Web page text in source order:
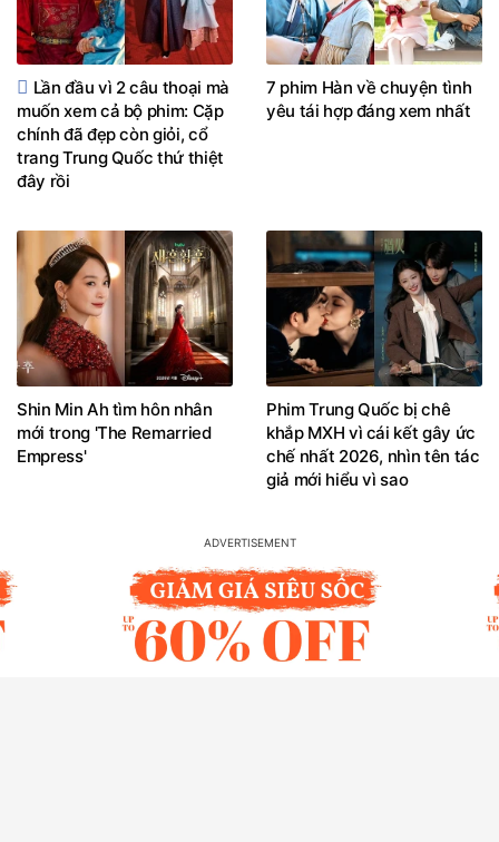
Lần đầu vì 2 câu thoại mà
muốn xem cả bộ phim: Cặp
chính đã đẹp còn giỏi, cổ
trang Trung Quốc thứ thiệt
đây rồi
7 phim Hàn về chuyện tình
yêu tái hợp đáng xem nhất
Shin Min Ah tìm hôn nhân
mới trong 'The Remarried
Empress'
Phim Trung Quốc bị chê
khắp MXH vì cái kết gây ức
chế nhất 2026, nhìn tên tác
giả mới hiểu vì sao